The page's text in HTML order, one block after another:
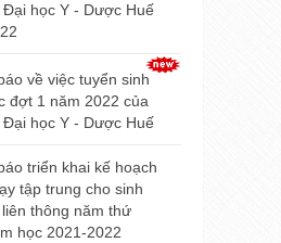
học Y - Dược Huế
về việc tuyển sinh
đợt 1 năm 2022 của
học Y - Dược Huế
triển khai kế hoạch
tập trung cho sinh
thông năm thứ
học 2021-2022